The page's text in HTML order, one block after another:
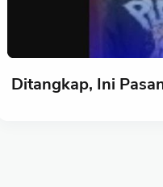
Ditangkap, Ini